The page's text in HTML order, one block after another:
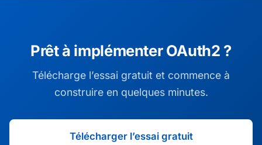
Prêt à implémenter OAuth2 ?
Télécharge l’essai gratuit et commence à
construire en quelques minutes.
Télécharger l’essai gratuit